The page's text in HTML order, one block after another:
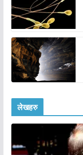
लेखहरु